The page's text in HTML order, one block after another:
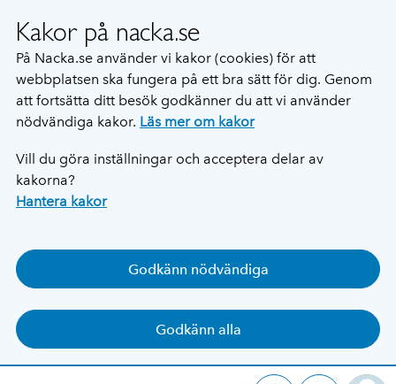
Kakor på nacka.se
På Nacka.se använder vi kakor (cookies) för att
webbplatsen ska fungera på ett bra sätt för dig. Genom
att fortsätta ditt besök godkänner du att vi använder
nödvändiga kakor. Läs mer om kakor
Vill du göra inställningar och acceptera delar av
kakorna?
Hantera kakor
Godkänn nödvändiga
Godkänn alla